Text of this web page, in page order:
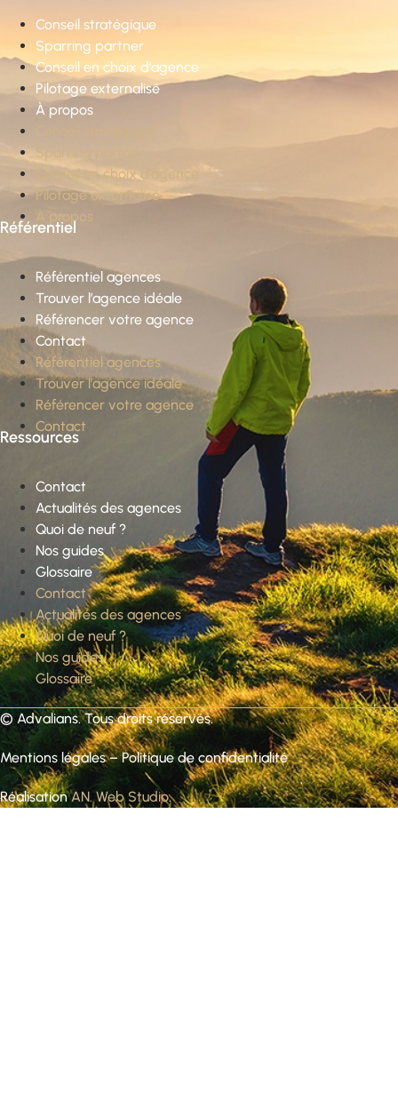
Conseil stratégique
Sparring partner
Conseil en choix d’agence
Pilotage externalisé
À propos
Sparring partner
Conseil en choix d’agence
Pilotage externalisé
À propos
Référentiel
Référentiel agences
Trouver l’agence idéale
Référencer votre agence
Contact
Référentiel agences
Trouver l’agence idéale
Référencer votre agence
Contact
Ressources
Contact
Actualités des agences
Quoi de neuf ?
Nos guides
Glossaire
Contact
Actualités des agences
Quoi de neuf ?
Nos guides
Glossaire
© Advalians. Tous droits réservés.
Mentions légales–Politique de confidentialité
RéalisationAN. Web Studio.